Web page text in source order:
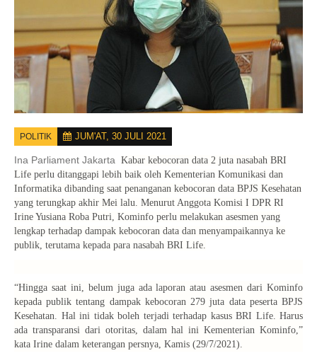
POLITIK JUM'AT, 30 JULI 2021
Ina Parliament Jakarta Kabar kebocoran data 2 juta nasabah BRI
Life perlu ditanggapi lebih baik oleh Kementerian Komunikasi dan
Informatika dibanding saat penanganan kebocoran data BPJS Kesehatan
yang terungkap akhir Mei lalu. Menurut Anggota Komisi I DPR RI
Irine Yusiana Roba Putri, Kominfo perlu melakukan asesmen yang
lengkap terhadap dampak kebocoran data dan menyampaikannya ke
publik, terutama kepada para nasabah BRI Life.
“Hingga saat ini, belum juga ada laporan atau asesmen dari Kominfo
kepada publik tentang dampak kebocoran 279 juta data peserta BPJS
Kesehatan. Hal ini tidak boleh terjadi terhadap kasus BRI Life. Harus
ada transparansi dari otoritas, dalam hal ini Kementerian Kominfo,”
kata Irine dalam keterangan persnya, Kamis (29/7/2021).